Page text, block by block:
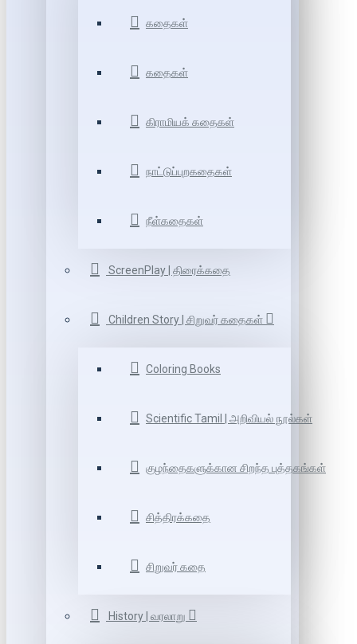
கதைகள்
கதைகள்
கிராமியக் கதைகள்
நாட்டுப்புறகதைகள்
நீள்கதைகள்
ScreenPlay | திரைக்கதை
Children Story | சிறுவர் கதைகள்
Coloring Books
Scientific Tamil | அறிவியல் நூல்கள்
குழந்தைகளுக்கான சிறந்த புத்தகங்கள்
சித்திரக்கதை
சிறுவர் கதை
History | வரலாறு